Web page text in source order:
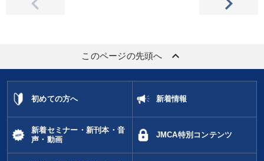
このページの先頭へ keyboard_arrow_up
初めての方へ 新着情報
新着セミナー・新刊本・音
声・動画
JMCA特別コンテンツ